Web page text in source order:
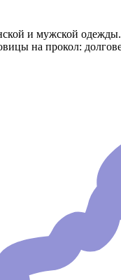
и мужской
на прокол: